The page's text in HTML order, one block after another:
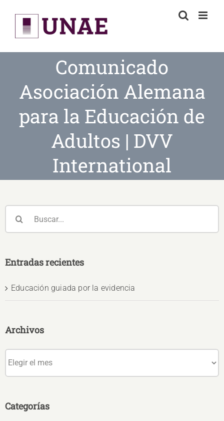
content
Comunicado
Asociación Alemana
para la Educación de
Adultos | DVV
International
Entradas recientes
Educación guiada por la evidencia
Archivos
Categorías